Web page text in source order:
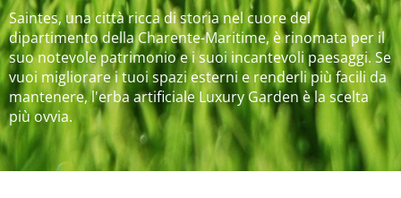
Saintes, una città ricca di storia nel cuore del
dipartimento della Charente-Maritime, è rinomata per il
suo notevole patrimonio e i suoi incantevoli paesaggi. Se
vuoi migliorare i tuoi spazi esterni e renderli più facili da
mantenere, l'erba artificiale Luxury Garden è la scelta
più ovvia.